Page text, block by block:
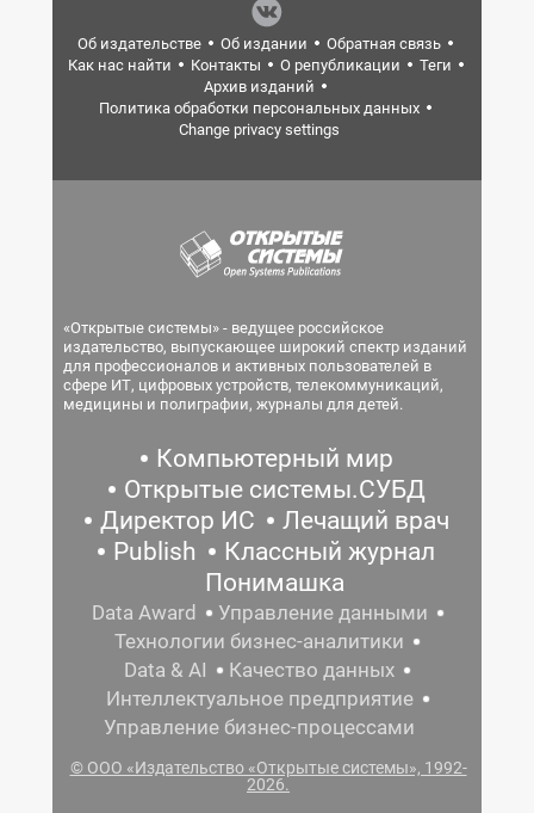
Об издательстве Об издании
Обратная связь
Как нас найти
Контакты О републикации
Теги
Архив изданий
Политика обработки персональных данных
Change privacy settings
«Открытые системы» - ведущее российское
издательство, выпускающее широкий спектр изданий
для профессионалов и активных пользователей в
сфере ИТ, цифровых устройств, телекоммуникаций,
медицины и полиграфии, журналы для детей.
Компьютерный мир
Открытые системы.СУБД
Директор ИС
Лечащий врач
Publish
Классный журнал
Понимашка
Data Award
Управление данными
Технологии бизнес-аналитики
Data & AI
Качество данных
Интеллектуальное предприятие
Управление бизнес-процессами
© ООО «Издательство «Открытые системы», 1992-
2026.